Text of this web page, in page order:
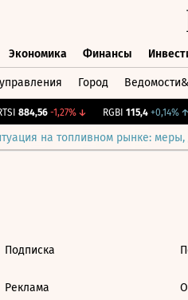
Экономика Финансы
Город Ведомости&
884,56 -1,27%↓ RGBI 115,4 +0,14%↑
на топливном рынке:
Подписка
Реклама